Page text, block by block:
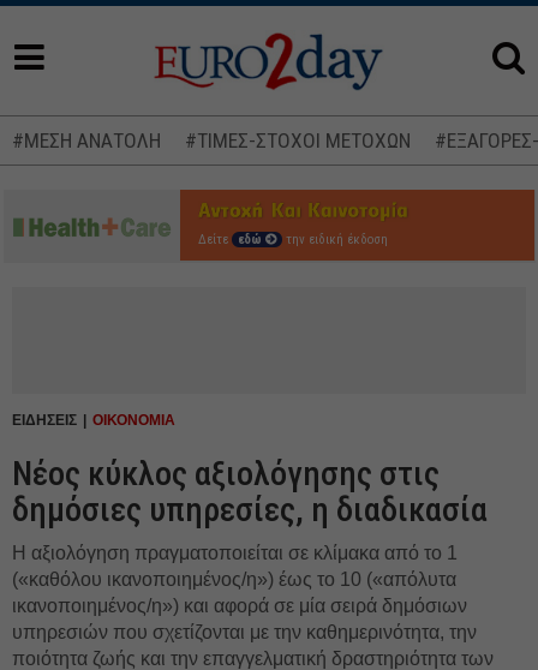
#ΜΕΣΗ ΑΝΑΤΟΛΗ #ΤΙΜΕΣ-ΣΤΟΧΟΙ ΜΕΤΟΧΩΝ
Δείτε εδώ την ειδική έκδοση
ΕΙΔΗΣΕΙΣ ΟΙΚΟΝΟΜΙΑ
Νέος κύκλος αξιολόγησης στις
δημόσιες υπηρεσίες, η διαδικασία
Η αξιολόγηση πραγματοποιείται σε κλίμακα από το 1
(«καθόλου ικανοποιημένος/η») έως το 10 («απόλυτα
ικανοποιημένος/η») και αφορά σε μία σειρά δημόσιων
υπηρεσιών που σχετίζονται με την καθημερινότητα, την
ποιότητα ζωής και την επαγγελματική δραστηριότητα των